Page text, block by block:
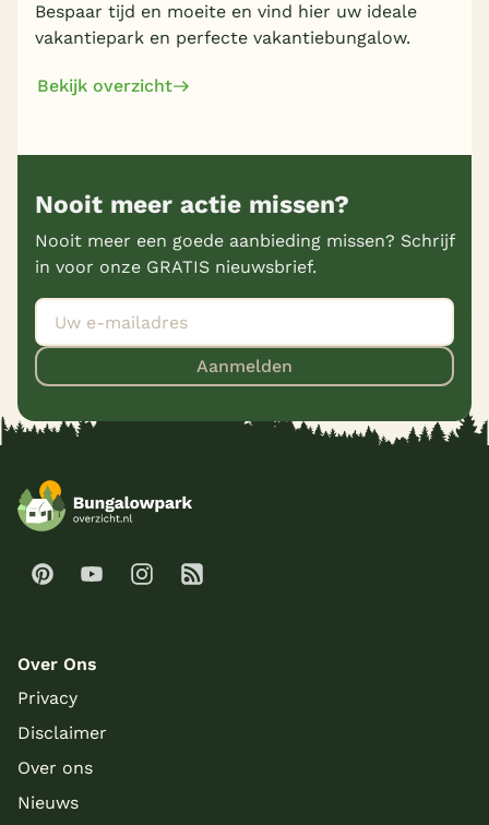
Bespaar tijd en moeite en vind hier uw ideale
vakantiepark en perfecte vakantiebungalow.
Bekijk overzicht
Nooit meer actie missen?
Nooit meer een goede aanbieding missen? Schrijf
in voor onze GRATIS nieuwsbrief.
Aanmelden
Over Ons
Privacy
Disclaimer
Over ons
Nieuws